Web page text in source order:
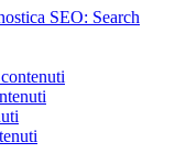
SEO: Search